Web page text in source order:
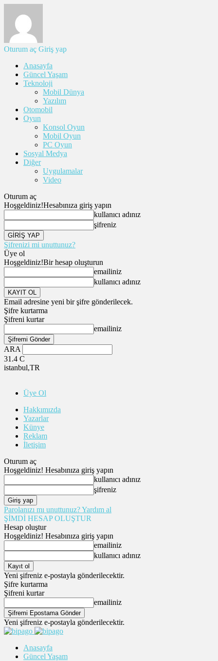
Oturum aç Giriş yap
Anasayfa
Güncel Yaşam
Teknoloji
Mobil Dünya
Yazılım
Otomobil
Oyun
Konsol Oyun
Mobil Oyun
PC Oyun
Sosyal Medya
Diğer
Uygulamalar
Video
Oturum aç
Hoşgeldiniz!Hesabınıza giriş yapın
kullanıcı adınız
şifreniz
Şifrenizi mi unuttunuz?
Üye ol
Hoşgeldiniz!Bir hesap oluşturun
emailiniz
kullanıcı adınız
Email adresine yeni bir şifre gönderilecek.
Şifre kurtarma
Şifreni kurtar
emailiniz
ARA
31.4 C
istanbul,TR
Üye Ol
Hakkımızda
Yazarlar
Künye
Reklam
İletişim
Oturum aç
Hoşgeldiniz! Hesabınıza giriş yapın
kullanıcı adınız
şifreniz
Parolanızı mı unuttunuz? Yardım al
ŞİMDİ HESAP OLUŞTUR
Hesap oluştur
Hoşgeldiniz! Hesabınıza giriş yapın
emailiniz
kullanıcı adınız
Yeni şifreniz e-postayla gönderilecektir.
Şifre kurtarma
Şifreni kurtar
emailiniz
Yeni şifreniz e-postayla gönderilecektir.
Anasayfa
Güncel Yaşam